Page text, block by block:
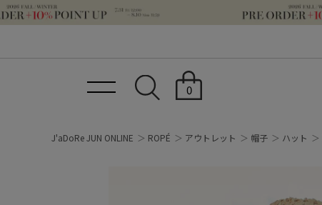
0
J'aDoRe JUN ONLINE ROPÉ アウトレット 帽子 ハット